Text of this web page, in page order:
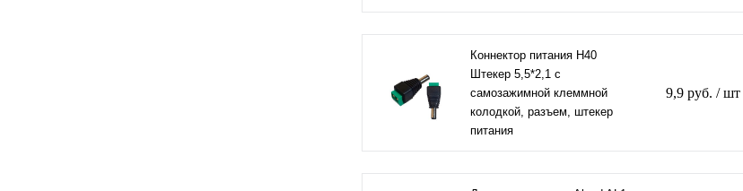
Коннектор питания H40
Штекер 5,5*2,1 с
самозажимной клеммной
колодкой, разъем, штекер
питания
9,9 руб. / шт